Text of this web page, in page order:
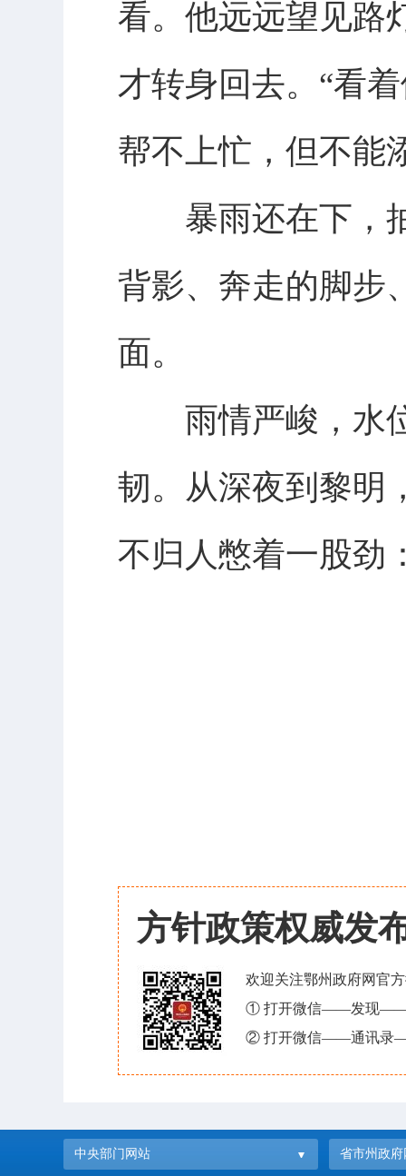
看。他远远望见路
才转身回去。“看
帮不上忙，但不能
暴雨还在下，抽
背影、奔走的脚步
面。
雨情严峻，水位
韧。从深夜到黎明
不归人憋着一股劲
方针政策权威发
欢迎关注鄂州政府网官
① 打开微信——发现——
② 打开微信——通讯录
中央部门网站 省市州政府